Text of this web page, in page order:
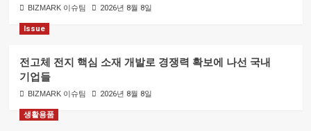
BIZMARK 이슈팀 2026년 8월 8일
Issue
전고체 전지 핵심 소재 개발로 경쟁력 확보에 나선 국내
기업들
BIZMARK 이슈팀 2026년 8월 8일
생활용품